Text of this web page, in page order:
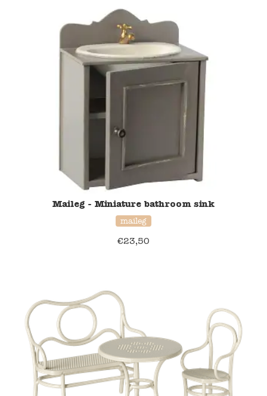
Maileg - Miniature bathroom sink
maileg
€23,50